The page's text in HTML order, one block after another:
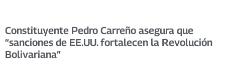
Constituyente Pedro Carreño asegura que
“sanciones de EE.UU. fortalecen la Revolución
Bolivariana”